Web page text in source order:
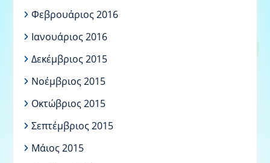
Φεβρουάριος 2016
Ιανουάριος 2016
Δεκέμβριος 2015
Νοέμβριος 2015
Οκτώβριος 2015
Σεπτέμβριος 2015
Μάιος 2015